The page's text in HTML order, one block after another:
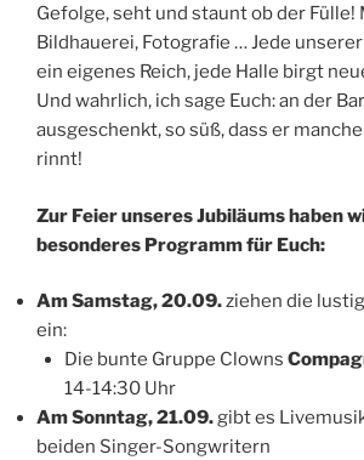
Gefolge, seht und staunt ob der Fülle!
Bildhauerei, Fotografie … Jede
ein eigenes Reich, jede Halle birgt
Und wahrlich, ich sage Euch: an der
ausgeschenkt, so süß, dass er
rinnt!
Zur Feier unseres Jubiläums haben
besonderes Programm für Euch:
Am Samstag, 20.09.ziehen die
ein:
Die bunte Gruppe Clowns
14-14:30 Uhr
Am Sonntag, 21.09.gibt es
beiden Singer-Songwritern